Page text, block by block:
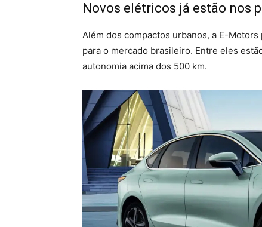
Novos elétricos já estão nos
Além dos compactos urbanos, a E-
para o mercado brasileiro. Entre eles
autonomia acima dos 500 km.